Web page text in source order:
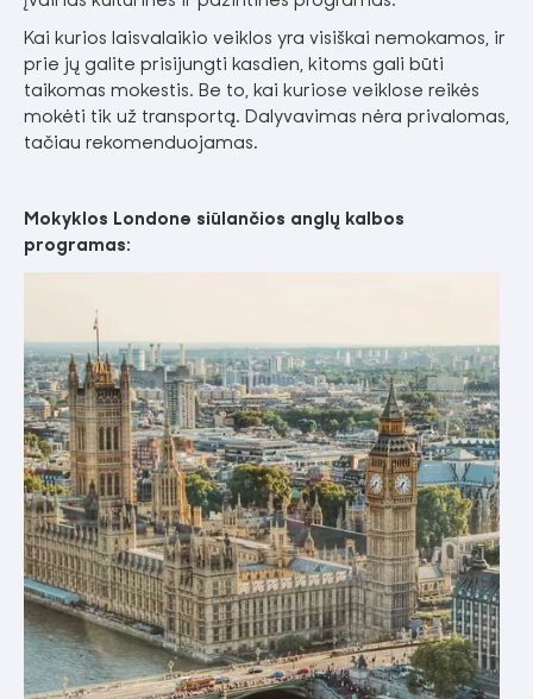
Kai kurios laisvalaikio veiklos yra visiškai nemokamos, ir
prie jų galite prisijungti kasdien, kitoms gali būti
taikomas mokestis. Be to, kai kuriose veiklose reikės
mokėti tik už transportą. Dalyvavimas nėra privalomas,
tačiau rekomenduojamas.
Mokyklos Londone siūlančios anglų kalbos
programas: